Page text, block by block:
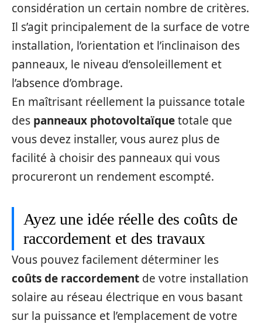
considération un certain nombre de critères.
Il s’agit principalement de la surface de votre
installation, l’orientation et l’inclinaison des
panneaux, le niveau d’ensoleillement et
l’absence d’ombrage.
En maîtrisant réellement la puissance totale
des panneaux photovoltaïquetotale que
vous devez installer, vous aurez plus de
facilité à choisir des panneaux qui vous
procureront un rendement escompté.
Ayez une idée réelle des coûts de
raccordement et des travaux
Vous pouvez facilement déterminer les
coûts de raccordement de votre installation
solaire au réseau électrique en vous basant
sur la puissance et l’emplacement de votre